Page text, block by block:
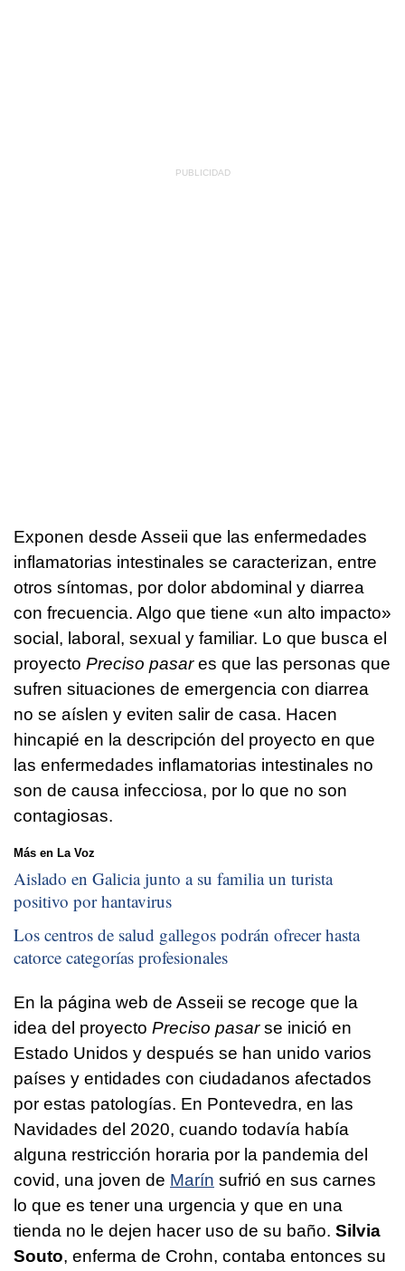
Exponen desde Asseii que las enfermedades
inflamatorias intestinales se caracterizan, entre
otros síntomas, por dolor abdominal y diarrea
con frecuencia. Algo que tiene «un alto impacto»
social, laboral, sexual y familiar. Lo que busca el
proyecto Preciso pasares que las personas que
sufren situaciones de emergencia con diarrea
no se aíslen y eviten salir de casa. Hacen
hincapié en la descripción del proyecto en que
las enfermedades inflamatorias intestinales no
son de causa infecciosa, por lo que no son
contagiosas.
Más en La Voz
Aislado en Galicia junto a su familia un turista
positivo por hantavirus
Los centros de salud gallegos podrán ofrecer hasta
catorce categorías profesionales
En la página web de Asseii se recoge que la
idea del proyecto Preciso pasarse inició en
Estado Unidos y después se han unido varios
países y entidades con ciudadanos afectados
por estas patologías. En Pontevedra, en las
Navidades del 2020, cuando todavía había
alguna restricción horaria por la pandemia del
covid, una joven de Marín sufrió en sus carnes
lo que es tener una urgencia y que en una
tienda no le dejen hacer uso de su baño. Silvia
Souto, enferma de Crohn, contaba entonces su